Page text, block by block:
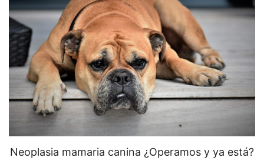
Neoplasia mamaria canina ¿Operamos y ya está?